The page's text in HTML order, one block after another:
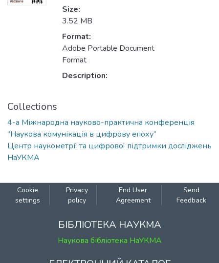
Size:
3.52 MB
Format:
Adobe Portable Document
Format
Description:
Collections
4-а Міжнародна науково-практична конференція
“Наукова комунікація в цифрову епоху”
Центр наукометрії та цифрової підтримки досліджень
НаУКМА
Cookie
settings
Privacy
policy
End User
Agreement
Send
Feedback
БІБЛІОТЕКА НАУКМА
Наукова бібліотека НаУКМА